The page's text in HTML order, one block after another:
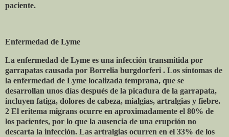
paciente.
Enfermedad de Lyme
La enfermedad de Lyme es una infección transmitida por
garrapatas causada por Borrelia burgdorferi . Los síntomas de
la enfermedad de Lyme localizada temprana, que se
desarrollan unos días después de la picadura de la garrapata,
incluyen fatiga, dolores de cabeza, mialgias, artralgias y fiebre.
2 El eritema migrans ocurre en aproximadamente el 80% de
los pacientes, por lo que la ausencia de una erupción no
descarta la infección. Las artralgias ocurren en el 33% de los